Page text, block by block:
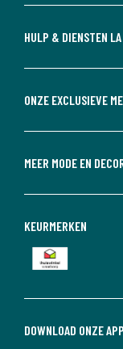
HULP & DIENSTEN
ONZE EXCLUSIEVE
MEER MODE EN
DOWNLOAD ONZE APP
KEURMERKEN